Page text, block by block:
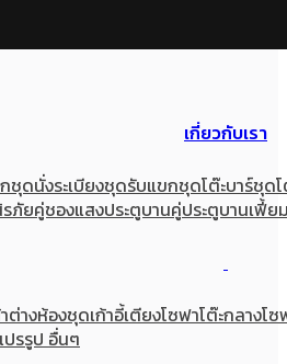
เกี่ยวกับเรา
ชุดนั่งระเบียงชุดรับแขกชุดโต๊ะบาร์ชุดโ
รภัยคู่ชองแสงประตูบานคู่ประตูบานเฟี้ย
ต่างห้องชุดเก้าอี้เตียงโซฟาโต๊ะกลางโซ
ปรรูป อื่นๆ